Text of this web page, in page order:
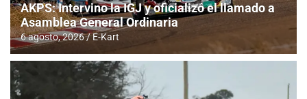
AKPS: Intervino la IGJ y oficializó el llamado a
Asamblea General Ordinaria
6 agosto, 2026 E-Kart